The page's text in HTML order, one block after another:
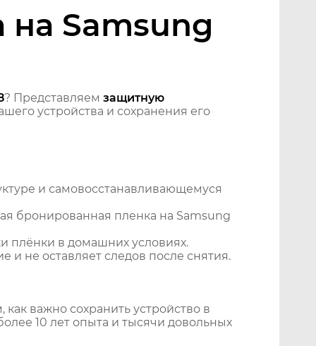
Samsung
? Представляем защитную
устройства и сохранения его
и самовосстанавливающемуся
бронированная пленка на Samsung
плёнки в домашних условиях.
и не оставляет следов после снятия.
важно сохранить устройство в
10 лет опыта и тысячи довольных